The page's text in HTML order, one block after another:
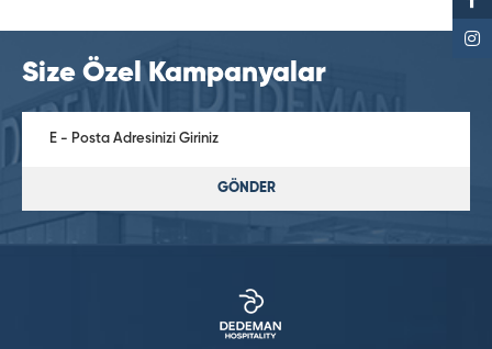
Size Özel Kampanyalar
GÖNDER